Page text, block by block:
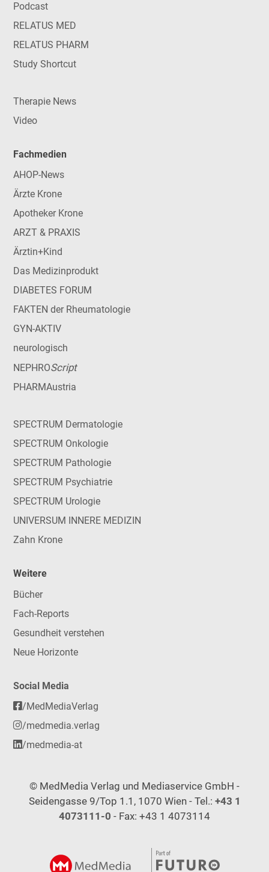
Podcast
RELATUS MED
RELATUS PHARM
Study Shortcut
Therapie News
Video
Fachmedien
AHOP-News
Ärzte Krone
Apotheker Krone
ARZT & PRAXIS
Ärztin+Kind
Das Medizinprodukt
DIABETES FORUM
FAKTEN der Rheumatologie
GYN-AKTIV
neurologisch
NEPHROScript
PHARMAustria
SPECTRUM Dermatologie
SPECTRUM Onkologie
SPECTRUM Pathologie
SPECTRUM Psychiatrie
SPECTRUM Urologie
UNIVERSUM INNERE MEDIZIN
Zahn Krone
Weitere
Bücher
Fach-Reports
Gesundheit verstehen
Neue Horizonte
Social Media
/MedMediaVerlag
/medmedia.verlag
/medmedia-at
© MedMedia Verlag und Mediaservice GmbH -
Seidengasse 9/Top 1.1, 1070 Wien - Tel.: +43 1
4073111-0 - Fax: +43 1 4073114